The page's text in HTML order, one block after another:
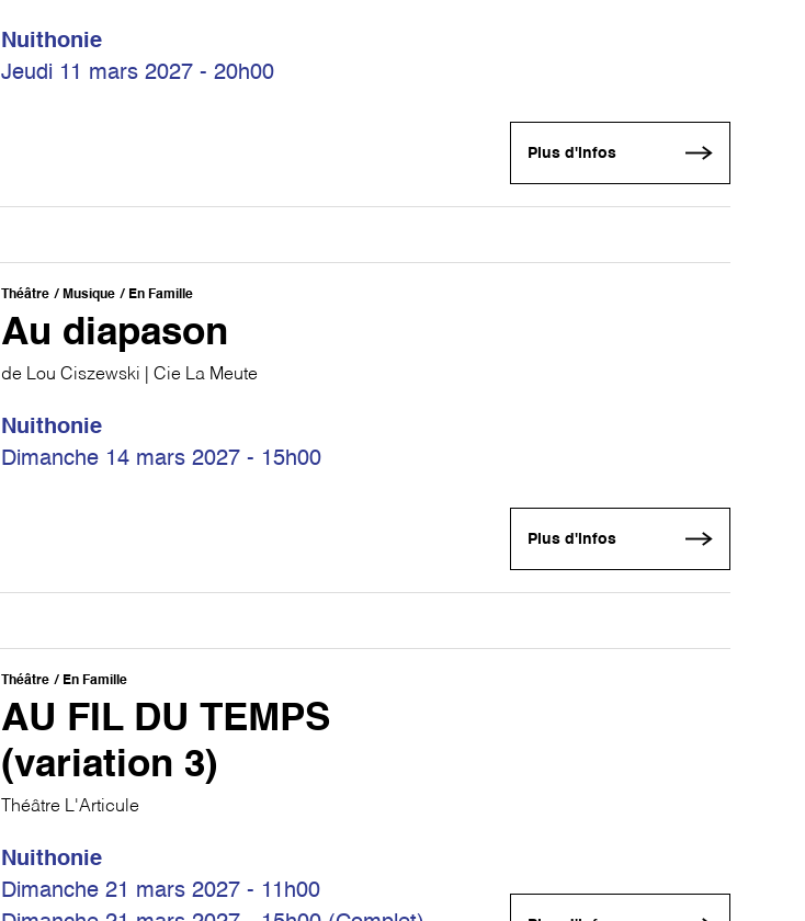
Nuithonie
Jeudi 11 mars 2027 - 20h00
Plus d'infos
Théâtre Musique En Famille
Au diapason
de Lou Ciszewski | Cie La Meute
Nuithonie
Dimanche 14 mars 2027 - 15h00
Plus d'infos
Théâtre En Famille
AU FIL DU TEMPS
(variation 3)
Théâtre L'Articule
Nuithonie
Dimanche 21 mars 2027 - 11h00